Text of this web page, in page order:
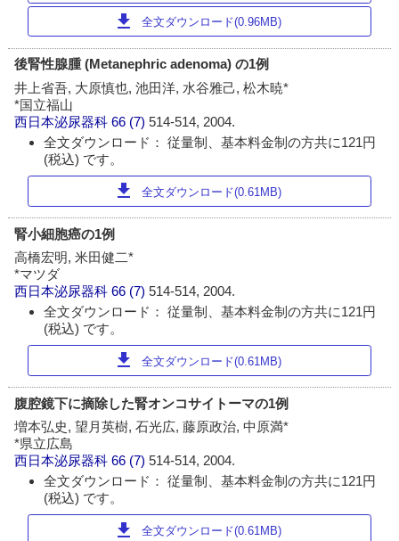
download 全文ダウンロード(0.96MB)
後腎性腺腫 (Metanephric adenoma) の1例
井上省吾, 大原慎也, 池田洋, 水谷雅己, 松木暁*
*国立福山
西日本泌尿器科 66 (7)514-514, 2004.
全文ダウンロード： 従量制、基本料金制の方共に121円
(税込) です。
download 全文ダウンロード(0.61MB)
腎小細胞癌の1例
高橋宏明, 米田健二*
*マツダ
西日本泌尿器科 66 (7)514-514, 2004.
全文ダウンロード： 従量制、基本料金制の方共に121円
(税込) です。
download 全文ダウンロード(0.61MB)
腹腔鏡下に摘除した腎オンコサイトーマの1例
増本弘史, 望月英樹, 石光広, 藤原政治, 中原満*
*県立広島
西日本泌尿器科 66 (7)514-514, 2004.
全文ダウンロード： 従量制、基本料金制の方共に121円
(税込) です。
download 全文ダウンロード(0.61MB)